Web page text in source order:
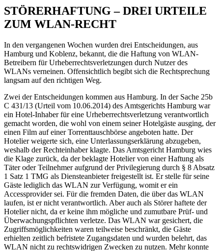
STÖRERHAFTUNG – DREI URTEILE
ZUM WLAN-RECHT
In den vergangenen Wochen wurden drei Entscheidungen, aus
Hamburg und Koblenz, bekannt, die die Haftung von WLAN-
Betreibern für Urheberrechtsverletzungen durch Nutzer des
WLANs verneinen. Offensichtlich begibt sich die Rechtsprechung
langsam auf den richtigen Weg.
Zwei der Entscheidungen kommen aus Hamburg. In der Sache 25b
C 431/13 (Urteil vom 10.06.2014) des Amtsgerichts Hamburg war
ein Hotel-Inhaber für eine Urheberrechtsverletzung verantwortlich
gemacht worden, die wohl von einem seiner Hotelgäste ausging, der
einen Film auf einer Torrenttauschbörse angeboten hatte. Der
Hotelier weigerte sich, eine Unterlassungserklärung abzugeben,
weshalb der Rechteinhaber klagte. Das Amtsgericht Hamburg wies
die Klage zurück, da der beklagte Hotelier von einer Haftung als
Täter oder Teilnehmer aufgrund der Privilegierung durch § 8 Absatz
1 Satz 1 TMG als Diensteanbieter freigestellt ist. Er stelle für seine
Gäste lediglich das WLAN zur Verfügung, womit er ein
Accessprovider sei. Für die fremden Daten, die über das WLAN
laufen, ist er nicht verantwortlich. Aber auch als Störer haftete der
Hotelier nicht, da er keine ihm mögliche und zumutbare Prüf- und
Überwachungspflichten verletze. Das WLAN war gesichert, die
Zugriffsmöglichkeiten waren teilweise beschränkt, die Gäste
erhielten zeitlich befristete Zugangsdaten und wurden belehrt, das
WLAN nicht zu rechtswidrigen Zwecken zu nutzen. Mehr konnte